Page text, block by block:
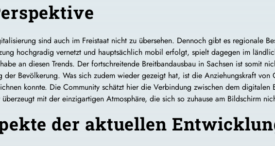
sind auch im Freistaat nicht zu übersehen. Dennoch gibt es regionale
hochgradig vernetzt und hauptsächlich mobil erfolgt, spielt dagegen im
an diesen Trends. Der fortschreitende Breitbandausbau in Sachsen ist somit
Bevölkerung. Was sich zudem wieder gezeigt hat, ist die Anziehungskraft von
konnte. Die Community schätzt hier die Verbindung zwischen dem
mit der einzigartigen Atmosphäre, die sich so zuhause am Bildschirm
der aktuellen